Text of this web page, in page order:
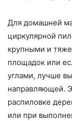
Для домашней
циркулярной
крупными и
площадок или
углами, лучше
направляющей.
распиловке
или при